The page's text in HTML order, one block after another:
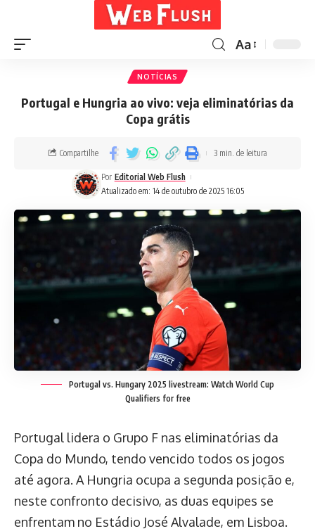
Aa
NOTÍCIAS
Portugal e Hungria ao vivo: veja eliminatórias da
Copa grátis
Atualizado em: 14 de outubro de 2025 16:05
Por Editorial Web Flush
Compartilhe 3 min. de leitura
Portugal vs. Hungary 2025 livestream: Watch World Cup
Qualifiers for free
Portugal lidera o Grupo F nas eliminatórias da
Copa do Mundo, tendo vencido todos os jogos
até agora. A Hungria ocupa a segunda posição e,
neste confronto decisivo, as duas equipes se
enfrentam no Estádio José Alvalade, em Lisboa.